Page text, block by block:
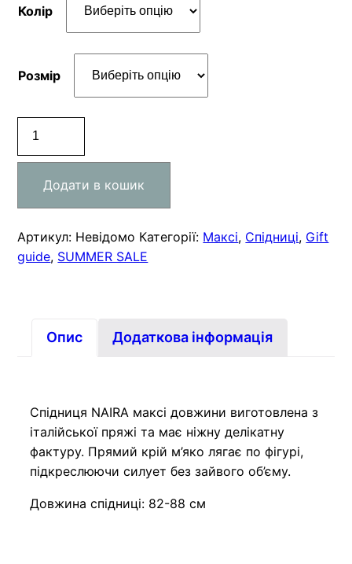
Колір
Розмір
кількість
Додати в кошик
Артикул: Невідомо Категорії: Максі, Спідниці, Gift
guide, SUMMER SALE
Опис Додаткова інформація
Спідниця NAIRA максі довжини виготовлена з
італійської пряжі та має ніжну делікатну
фактуру. Прямий крій м’яко лягає по фігурі,
підкреслюючи силует без зайвого об’єму.
Довжина спідниці: 82-88 см